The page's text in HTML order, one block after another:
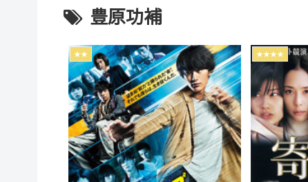
豊原功補
★★ ★★★★